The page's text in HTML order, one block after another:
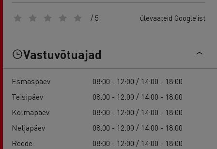
/ 5 ülevaateid Google'ist
Vastuvõtuajad
Esmaspäev
08:00 - 12:00 / 14:00 - 18:00
Teisipäev
08:00 - 12:00 / 14:00 - 18:00
Kolmapäev
08:00 - 12:00 / 14:00 - 18:00
Neljapäev
08:00 - 12:00 / 14:00 - 18:00
Reede
08:00 - 12:00 / 14:00 - 18:00